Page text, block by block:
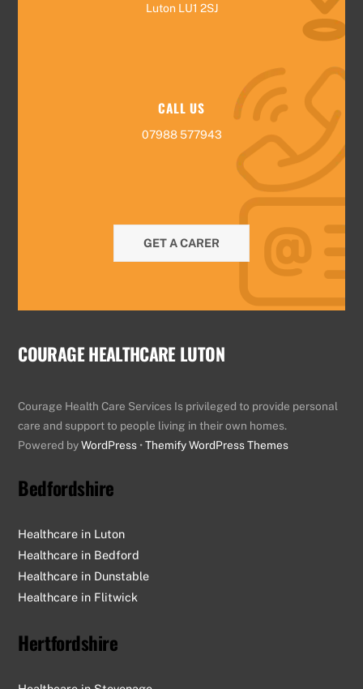
Luton LU1 2SJ
CALL US
07988 577943
GET A CARER
COURAGE HEALTHCARE LUTON
Courage Health Care Services Is privileged to provide personal
care and support to people living in their own homes.
Powered byWordPress •Themify WordPress Themes
Bedfordshire
Healthcare in Luton
Healthcare in Bedford
Healthcare in Dunstable
Healthcare in Flitwick
Hertfordshire